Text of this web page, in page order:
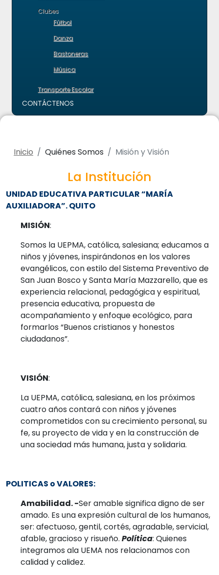
Clubes
Fútbol
Danza
Bastoneras
Música
Transporte Escolar
CONTÁCTENOS
Inicio Quiénes Somos Misión y Visión
La Institución
UNIDAD EDUCATIVA PARTICULAR “MARÍA
AUXILIADORA”. QUITO
MISIÓN:
Somos la UEPMA, católica, salesiana; educamos a
niños y jóvenes, inspirándonos en los valores
evangélicos, con estilo del Sistema Preventivo de
San Juan Bosco y Santa María Mazzarello, que es
experiencia relacional, pedagógica y espiritual,
presencia educativa, propuesta de
acompañamiento y enfoque ecológico, para
formarlos “Buenos cristianos y honestos
ciudadanos”.
VISIÓN:
La UEPMA, católica, salesiana, en los próximos
cuatro años contará con niños y jóvenes
comprometidos con su crecimiento personal, su
fe, su proyecto de vida y en la construcción de
una sociedad más humana, justa y solidaria.
POLITICAS o VALORES:
Amabilidad. -Ser amable significa digno de ser
amado. Es una expresión cultural de los humanos,
ser: afectuoso, gentil, cortés, agradable, servicial,
afable, gracioso y risueño. Política: Quienes
integramos ala UEMA nos relacionamos con
calidad y calidez.